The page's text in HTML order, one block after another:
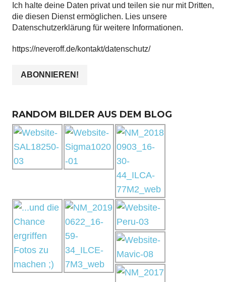
Ich halte deine Daten privat und teilen sie nur mit Dritten,
die diesen Dienst ermöglichen. Lies unsere
Datenschutzerklärung für weitere Informationen.
https://neveroff.de/kontakt/datenschutz/
RANDOM BILDER AUS DEM BLOG